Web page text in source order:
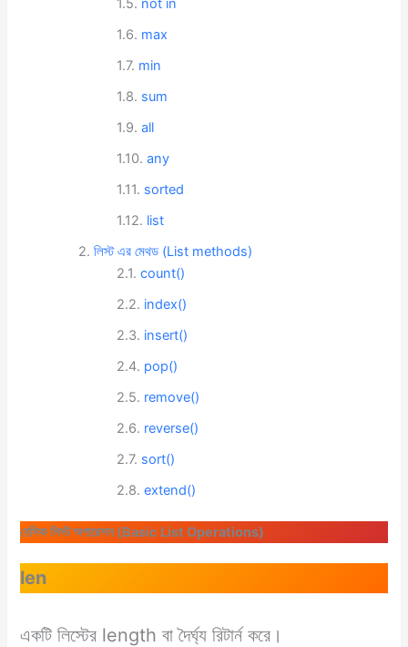
not in
max
min
sum
all
any
sorted
list
লিস্ট এর মেথড (List methods)
count()
index()
insert()
pop()
remove()
reverse()
sort()
extend()
বেসিক লিস্ট অপারেশন (Basic List Operations)
len
একটি লিস্টের length বা দৈর্ঘ্য রিটার্ন করে।